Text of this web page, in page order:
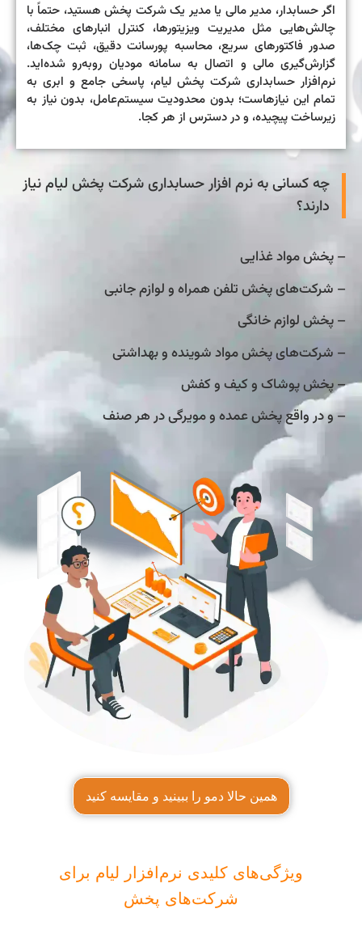
اگر حسابدار، مدیر مالی یا مدیر یک شرکت پخش هستید، حتماً با
چالش‌هایی مثل مدیریت ویزیتورها، کنترل انبارهای مختلف،
صدور فاکتورهای سریع، محاسبه پورسانت دقیق، ثبت چک‌ها،
گزارش‌گیری مالی و اتصال به سامانه مودیان روبه‌رو شده‌اید.
نرم‌افزار حسابداری شرکت پخش لیام، پاسخی جامع و ابری به
تمام این نیازهاست؛ بدون محدودیت سیستم‌عامل، بدون نیاز به
زیرساخت پیچیده، و در دسترس از هر کجا.
چه کسانی به نرم افزار حسابداری شرکت پخش لیام نیاز
دارند؟
– پخش مواد غذایی
– شرکت‌های پخش تلفن همراه و لوازم جانبی
– پخش لوازم خانگی
– شرکت‌های پخش مواد شوینده و بهداشتی
– پخش پوشاک و کیف و کفش
– و در واقع پخش عمده و مویرگی در هر صنف
همین حالا دمو را ببینید و مقایسه کنید
ویژگی‌های کلیدی نرم‌افزار لیام برای
شرکت‌های پخش